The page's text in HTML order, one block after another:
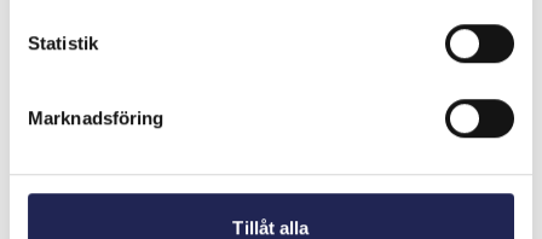
Statistik
Marknadsföring
Tillåt alla
kostnadsfri vägledning till konsumenter om
betalteletjänster. © Telekområdgivarna
Meny Snabblänkar
Om oss